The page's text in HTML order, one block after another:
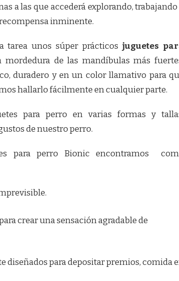
a las que accederá explorando, trabajando
inminente.
tarea unos súper prácticosjuguetes
mordedura de las mandíbulas más
duradero y en un color llamativo para
hallarlo fácilmente en cualquier parte.
para perro en varias formas y
de nuestro perro.
para perro Bionic encontramos
crear una sensación agradable de
diseñados para depositar premios, comida